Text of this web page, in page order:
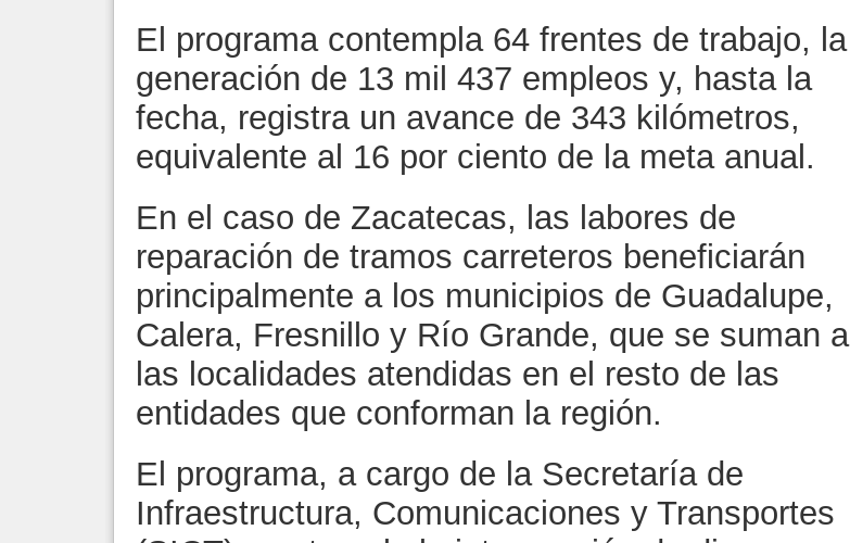
El programa contempla 64 frentes de trabajo, la
generación de 13 mil 437 empleos y, hasta la
fecha, registra un avance de 343 kilómetros,
equivalente al 16 por ciento de la meta anual.
En el caso de Zacatecas, las labores de
reparación de tramos carreteros beneficiarán
principalmente a los municipios de Guadalupe,
Calera, Fresnillo y Río Grande, que se suman a
las localidades atendidas en el resto de las
entidades que conforman la región.
El programa, a cargo de la Secretaría de
Infraestructura, Comunicaciones y Transportes